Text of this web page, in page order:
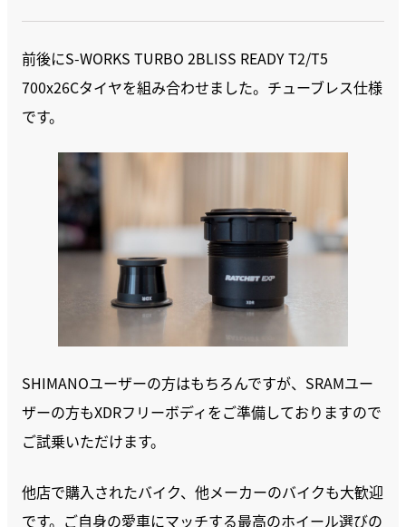
前後にS-WORKS TURBO 2BLISS READY T2/T5
700x26Cタイヤを組み合わせました。チューブレス仕様
です。
SHIMANOユーザーの方はもちろんですが、SRAMユー
ザーの方もXDRフリーボディをご準備しておりますので
ご試乗いただけます。
他店で購入されたバイク、他メーカーのバイクも大歓迎
です。ご自身の愛車にマッチする最高のホイール選びの